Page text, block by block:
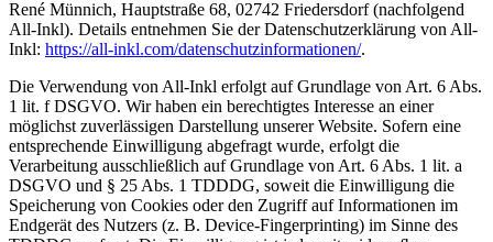
René Münnich, Hauptstraße 68, 02742 Friedersdorf (nachfolgend
All-Inkl). Details entnehmen Sie der Datenschutzerklärung von All-
Inkl: https://all-inkl.com/datenschutzinformationen/.
Die Verwendung von All-Inkl erfolgt auf Grundlage von Art. 6 Abs.
1 lit. f DSGVO. Wir haben ein berechtigtes Interesse an einer
möglichst zuverlässigen Darstellung unserer Website. Sofern eine
entsprechende Einwilligung abgefragt wurde, erfolgt die
Verarbeitung ausschließlich auf Grundlage von Art. 6 Abs. 1 lit. a
DSGVO und § 25 Abs. 1 TDDDG, soweit die Einwilligung die
Speicherung von Cookies oder den Zugriff auf Informationen im
Endgerät des Nutzers (z. B. Device-Fingerprinting) im Sinne des